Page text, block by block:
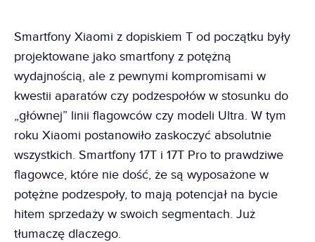
Smartfony Xiaomi z dopiskiem T od początku były
projektowane jako smartfony z potężną
wydajnością, ale z pewnymi kompromisami w
kwestii aparatów czy podzespołów w stosunku do
„głównej” linii flagowców czy modeli Ultra. W tym
roku Xiaomi postanowiło zaskoczyć absolutnie
wszystkich. Smartfony 17T i 17T Pro to prawdziwe
flagowce, które nie dość, że są wyposażone w
potężne podzespoły, to mają potencjał na bycie
hitem sprzedaży w swoich segmentach. Już
tłumaczę dlaczego.